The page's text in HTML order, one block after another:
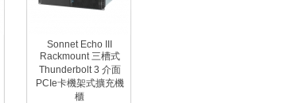
Sonnet Echo III
Rackmount 三槽式
Thunderbolt 3 介面
PCIe卡機架式擴充機
櫃